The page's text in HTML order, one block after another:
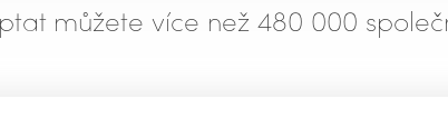
můžete více než 480 000